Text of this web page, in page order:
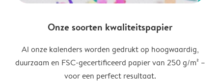
Onze soorten kwaliteitspapier
Al onze kalenders worden gedrukt op hoogwaardig,
duurzaam en FSC-gecertificeerd papier van 250 g/m² –
voor een perfect resultaat.